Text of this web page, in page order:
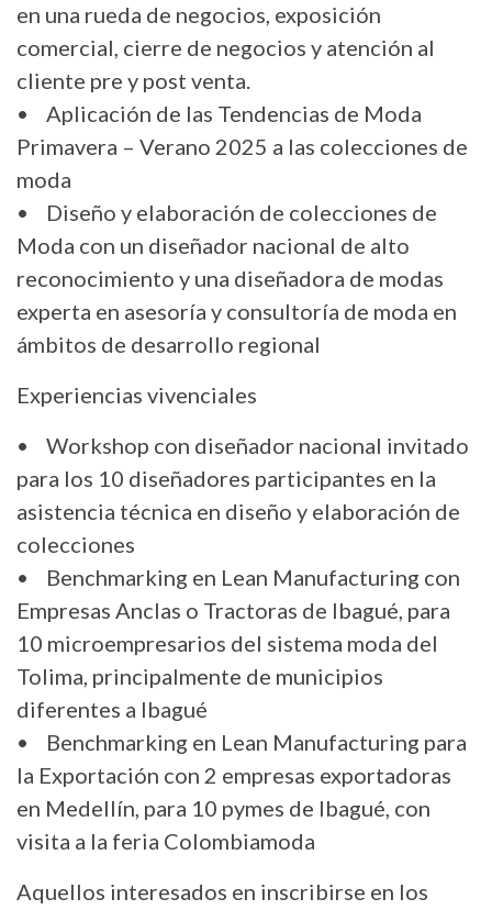
en una rueda de negocios, exposición
comercial, cierre de negocios y atención al
cliente pre y post venta.
• Aplicación de las Tendencias de Moda
Primavera – Verano 2025 a las colecciones de
moda
• Diseño y elaboración de colecciones de
Moda con un diseñador nacional de alto
reconocimiento y una diseñadora de modas
experta en asesoría y consultoría de moda en
ámbitos de desarrollo regional
Experiencias vivenciales
• Workshop con diseñador nacional invitado
para los 10 diseñadores participantes en la
asistencia técnica en diseño y elaboración de
colecciones
• Benchmarking en Lean Manufacturing con
Empresas Anclas o Tractoras de Ibagué, para
10 microempresarios del sistema moda del
Tolima, principalmente de municipios
diferentes a Ibagué
• Benchmarking en Lean Manufacturing para
la Exportación con 2 empresas exportadoras
en Medellín, para 10 pymes de Ibagué, con
visita a la feria Colombiamoda
Aquellos interesados en inscribirse en los